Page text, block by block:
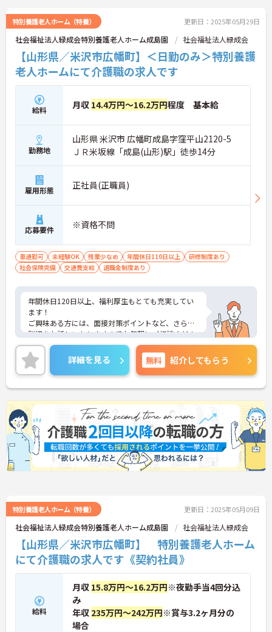
特別養護老人ホーム（特養） 更新日：2025年05月29日
社会福祉法人緑成会特別養護老人ホーム成島園 社会福祉法人緑成会
【山形県／米沢市広幡町】＜日勤のみ＞特別養護
老人ホームにて介護職の求人です
給料 月収 14.4万円～16.2万円程度 基本給
勤務地
山形県 米沢市 広幡町成島字窪平山2120-5
ＪＲ米坂線「成島(山形)駅」徒歩14分
雇用形態 正社員(正職員)
応募要件 ※資格不問
車通勤可 未経験OK 残業少なめ 年間休日110日以上
研修制度あり
社会保険完備
交通費支給 退職金制度あり
年間休日120日以上、福利厚生もとても充実してい
ます！
ご興味ある方には、面接対策ポイントなど、さらに
詳細をお話しいたしますのでお気軽にご相談くださ
い！
詳細を見る 無料 紹介してもらう
特別養護老人ホーム（特養） 更新日：2025年05月09日
社会福祉法人緑成会特別養護老人ホーム成島園 社会福祉法人緑成会
【山形県／米沢市広幡町】 特別養護老人ホーム
にて介護職の求人です《契約社員》
給料
月収 15.8万円～16.2万円※夜勤手当4回分込
み
年収 235万円～242万円※賞与3.2ヶ月分の
場合